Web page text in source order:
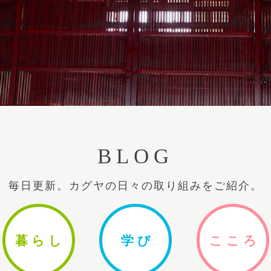
BLOG
毎日更新。カグヤの日々の取り組みをご紹介。
暮ら し 学 び ここ ろ